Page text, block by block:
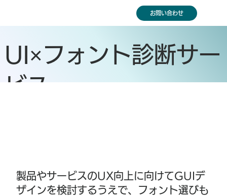
お問い合わせ
UI×フォント診断サー
ビス
製品やサービスのUX向上に向けてGUIデ
ザインを検討するうえで、フォント選びも